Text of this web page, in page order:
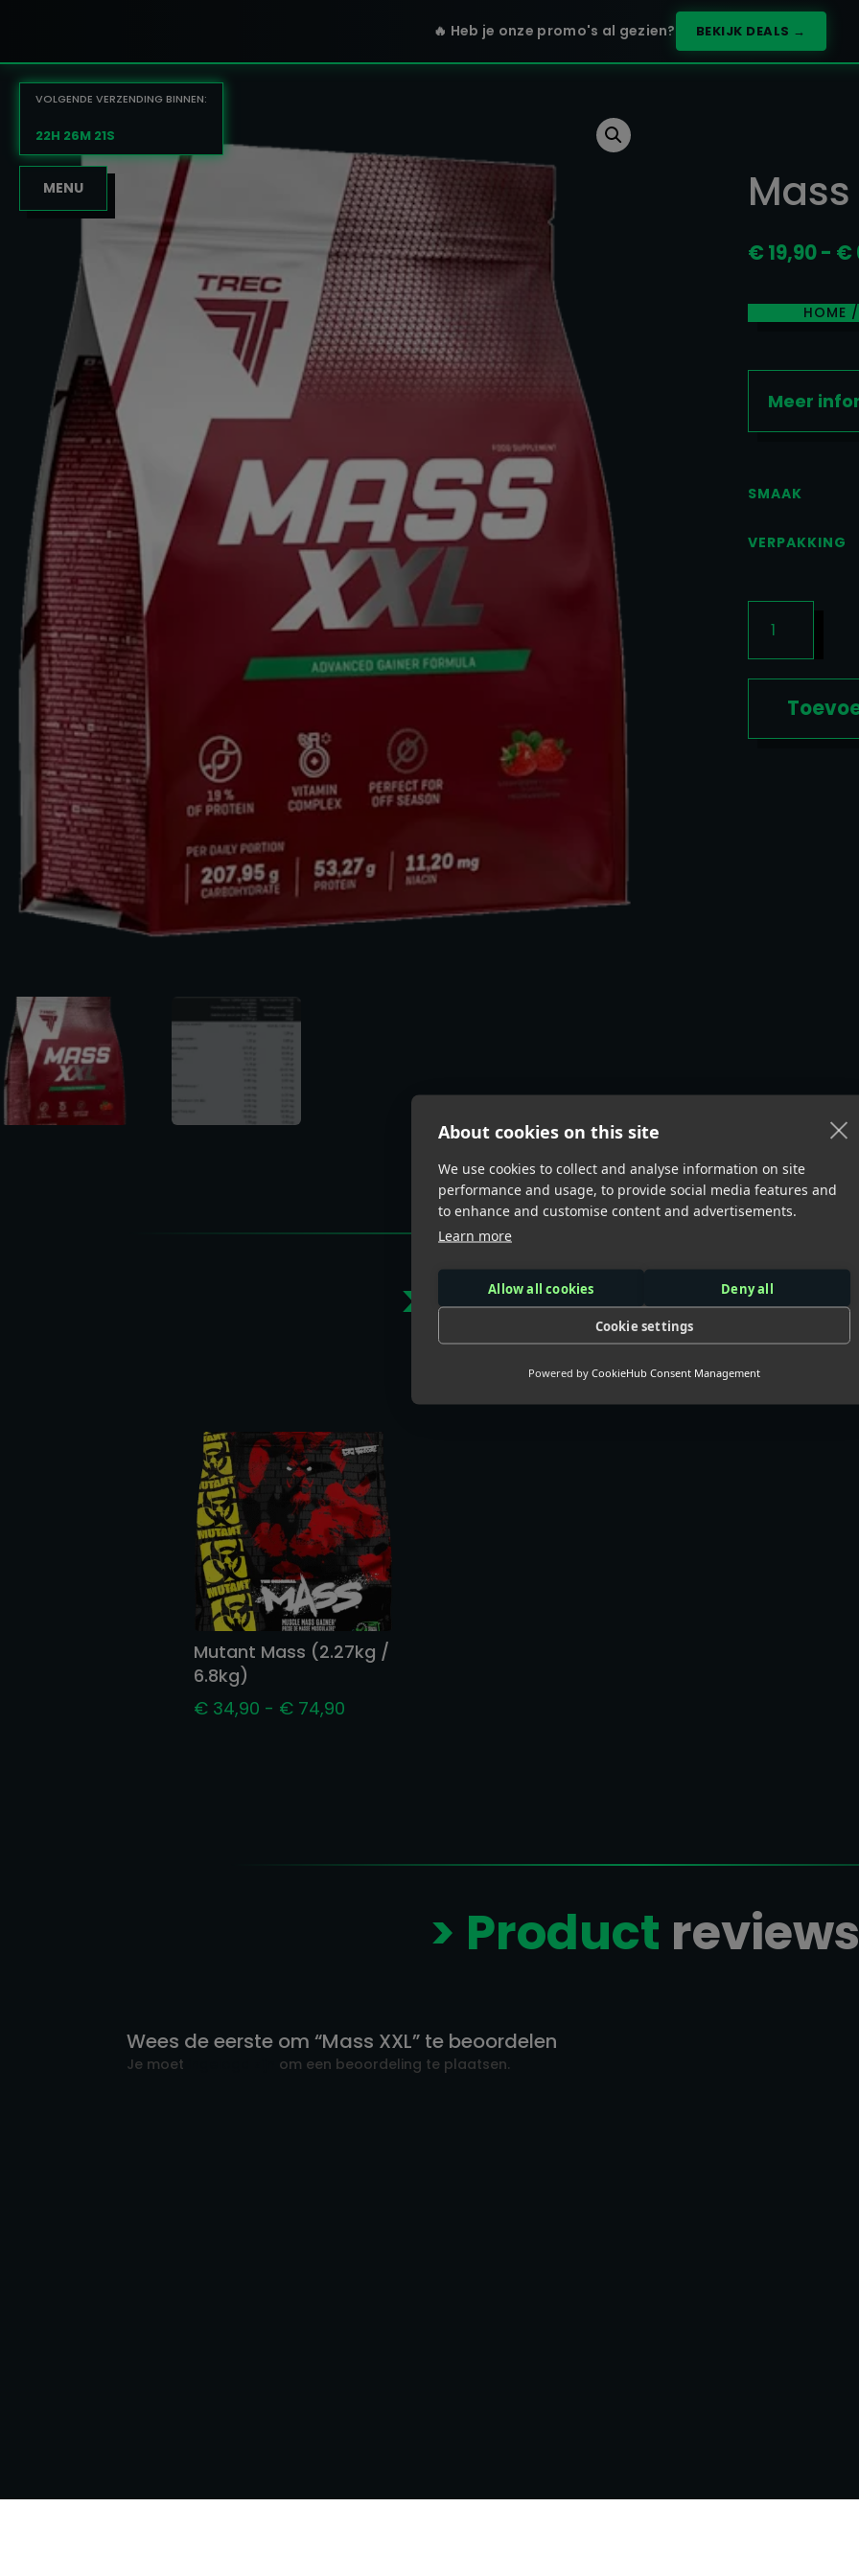
🔥 Heb je onze promo's al gezien? BEKIJK DEALS →
VOLGENDE VERZENDING BINNEN:
22H 26M 20S
MENU Mass
€ 19,90- €
HOME
Meer
SMAAK
VERPAKKING
XXL
AANTAL
> Misschien voor
Gerelateerde producten
Mutant Mass (2.27kg /
6.8kg)
€34,90 - €74,90Prijsklasse:
> Product reviews
Wees de eerste om “Mass XXL” te beoordelen
Je moet om een beoordeling te plaatsen.
About cookies on this site
We use cookies to collect and analyse information on site
performance and usage, to provide social media features and
to enhance and customise content and advertisements.
Learn more
Allow all cookies Deny all
Cookie settings
Powered by CookieHub Consent Management